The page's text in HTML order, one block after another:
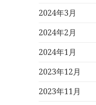
2024年3月
2024年2月
2024年1月
2023年12月
2023年11月